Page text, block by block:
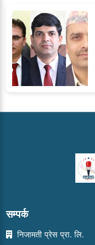
सम्पर्क
निजामती प्रेस प्रा. लि.